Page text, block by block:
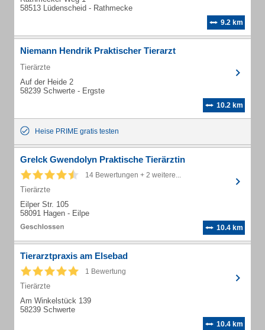
58513 Lüdenscheid - Rathmecke
9.2 km
Niemann Hendrik Praktischer Tierarzt
Tierärzte
Auf der Heide 2
58239 Schwerte - Ergste
10.2 km
Heise PRIME gratis testen
Grelck Gwendolyn Praktische Tierärztin
14 Bewertungen + 2 weitere...
Tierärzte
Eilper Str. 105
58091 Hagen - Eilpe
10.4 km
Tierarztpraxis am Elsebad
1 Bewertung
Tierärzte
Am Winkelstück 139
58239 Schwerte
10.4 km